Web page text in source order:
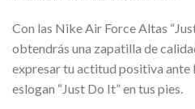
Con las Nike Air Force Altas
obtendrás una zapatilla de
expresar tu actitud positiva ante
eslogan “Just Do It” en tus pies.